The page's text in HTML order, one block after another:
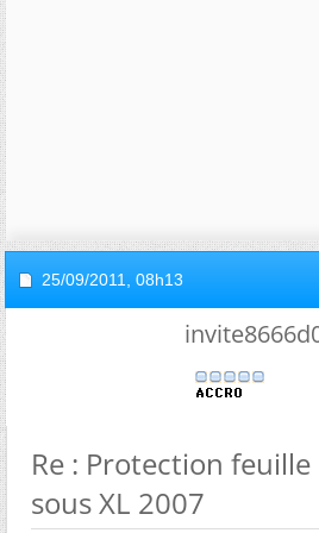
25/09/2011, 08h13
Re : Protection
sous XL 2007